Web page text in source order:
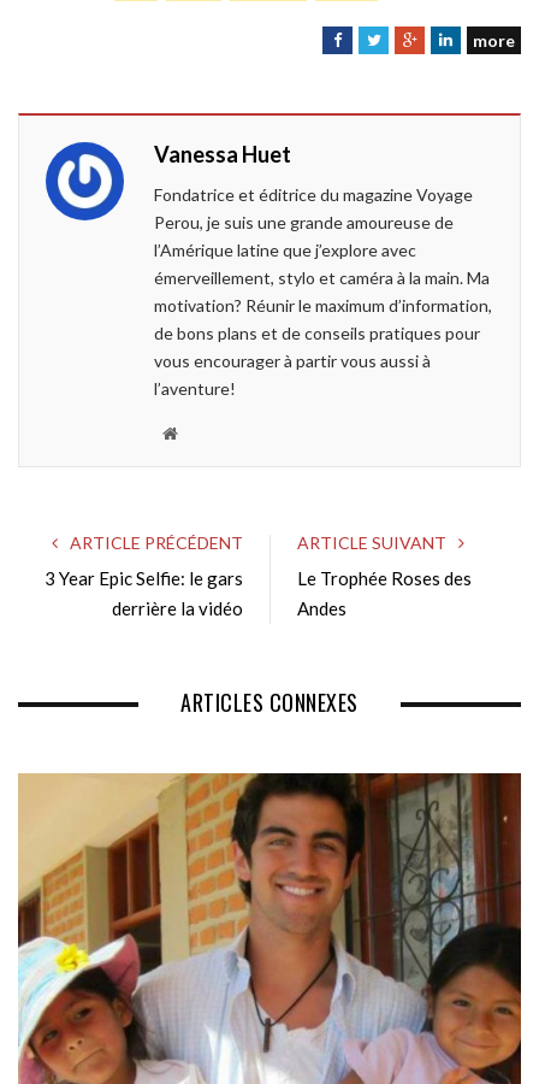
F
o
k
T
r
G
+
L
I
n
more
Vanessa Huet
Fondatrice et éditrice du magazine Voyage
Perou, je suis une grande amoureuse de
l’Amérique latine que j’explore avec
émerveillement, stylo et caméra à la main. Ma
motivation? Réunir le maximum d’information,
de bons plans et de conseils pratiques pour
vous encourager à partir vous aussi à
l’aventure!
W
i
t
e
ARTICLE PRÉCÉDENT
3 Year Epic Selfie: le gars
derrière la vidéo
ARTICLE SUIVANT
Le Trophée Roses des
Andes
ARTICLES CONNEXES